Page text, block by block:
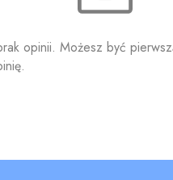
opinii. Możesz być